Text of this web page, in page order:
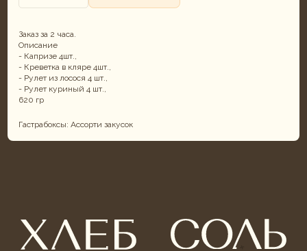
Заказ за 2 часа.
Описание
- Капризе 4шт.,
- Креветка в кляре 4шт.,
- Рулет из лосося 4 шт.,
- Рулет куриный 4 шт.,
620 гр
Гастрабоксы: Ассорти закусок
КОНТАКТЫ УСЛУГИ